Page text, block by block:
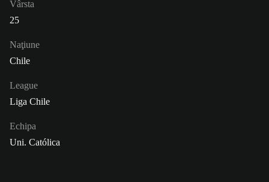
Vârsta
25
Naţiune
Chile
League
Liga Chile
Echipa
Uni. Católica